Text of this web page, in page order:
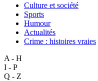
Culture et société
Sports
Humour
Actualités
Crime : histoires vraies
A - H
I - P
Q - Z